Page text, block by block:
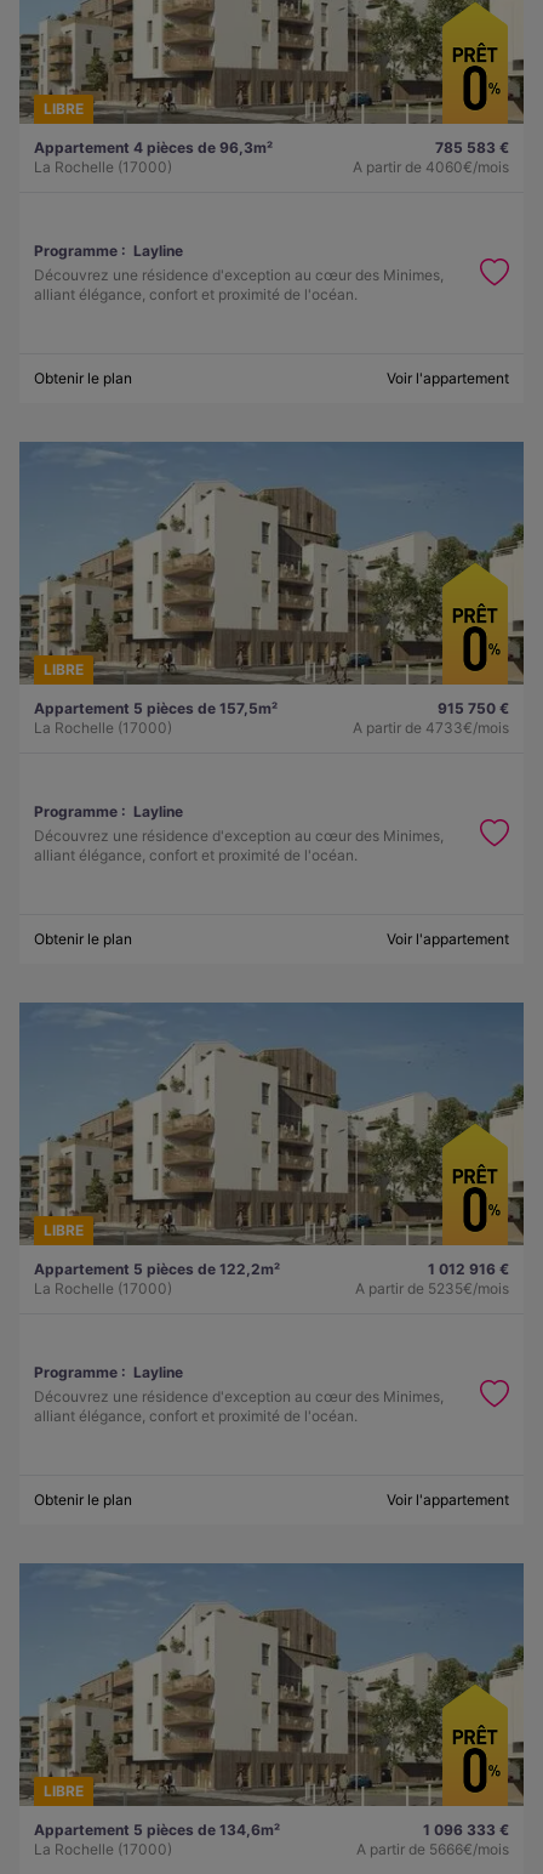
LIBRE
Appartement 4 pièces de 96,3m²
La Rochelle (17000)
785 583 €
A partir de 4060€/mois
Programme : Layline
Découvrez une résidence d'exception au cœur des Minimes,
alliant élégance, confort et proximité de l'océan.
Obtenir le plan Voir l'appartement
LIBRE
Appartement 5 pièces de 157,5m²
La Rochelle (17000)
915 750 €
A partir de 4733€/mois
Programme : Layline
Découvrez une résidence d'exception au cœur des Minimes,
alliant élégance, confort et proximité de l'océan.
Obtenir le plan Voir l'appartement
LIBRE
Appartement 5 pièces de 122,2m²
La Rochelle (17000)
1 012 916 €
A partir de 5235€/mois
Programme : Layline
Découvrez une résidence d'exception au cœur des Minimes,
alliant élégance, confort et proximité de l'océan.
Obtenir le plan Voir l'appartement
LIBRE
Appartement 5 pièces de 134,6m²
La Rochelle (17000)
1 096 333 €
A partir de 5666€/mois